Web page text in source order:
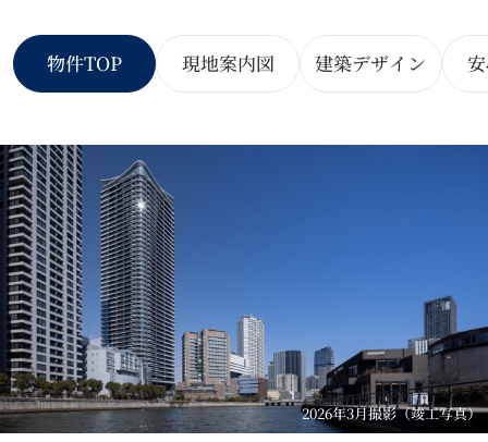
物件TOP 現地案内図 建築デザイン
2026年3月撮影（竣工写真）